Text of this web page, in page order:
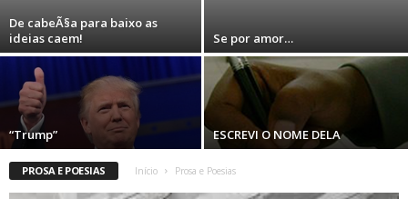
De cabeÃ§a para baixo as
ideias caem!
Se por amor…
“Trump” ESCREVI O NOME DELA
PROSA E POESIAS Início Prosa e Poesias